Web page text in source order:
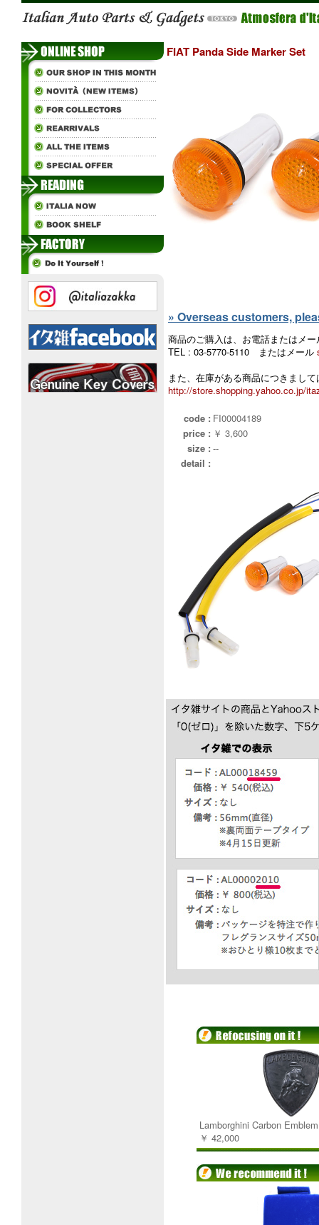
FIAT Panda Side Marker Set
» Overseas customers,
商品のご購入は、お電話またはメ
TEL : 03-5770-5110 またはメール
また、在庫がある商品につきまし
http://store.shopping.yahoo.co.jp/
code : FI00004189
price : ￥ 3,600
size : --
detail :
Lamborghini Carbon Emblem
￥ 42,000